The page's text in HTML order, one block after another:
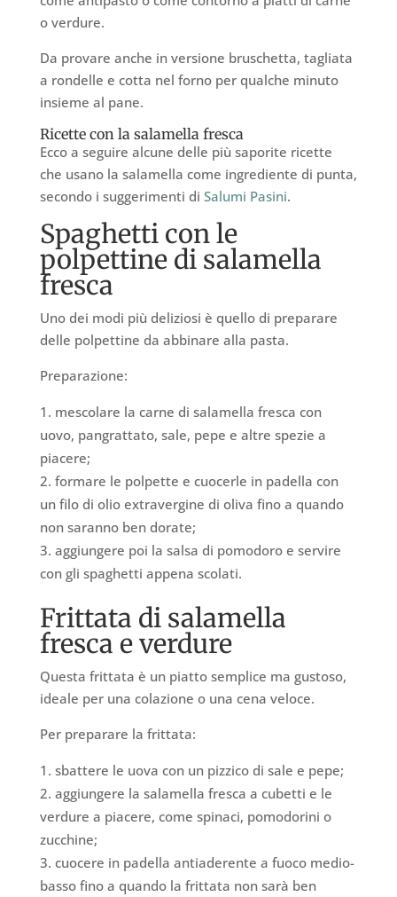
o verdure.
Da provare anche in versione bruschetta, tagliata
a rondelle e cotta nel forno per qualche minuto
insieme al pane.
Ricette con la salamella fresca
Ecco a seguire alcune delle più saporite ricette
che usano la salamella come ingrediente di punta,
secondo i suggerimenti di Salumi Pasini.
Spaghetti con le
polpettine di salamella
fresca
Uno dei modi più deliziosi è quello di preparare
delle polpettine da abbinare alla pasta.
Preparazione:
mescolare la carne di salamella fresca con
uovo, pangrattato, sale, pepe e altre spezie a
piacere;
formare le polpette e cuocerle in padella con
un filo di olio extravergine di oliva fino a quando
non saranno ben dorate;
aggiungere poi la salsa di pomodoro e servire
con gli spaghetti appena scolati.
Frittata di salamella
fresca e verdure
Questa frittata è un piatto semplice ma gustoso,
ideale per una colazione o una cena veloce.
Per preparare la frittata:
sbattere le uova con un pizzico di sale e pepe;
aggiungere la salamella fresca a cubetti e le
verdure a piacere, come spinaci, pomodorini o
zucchine;
cuocere in padella antiaderente a fuoco medio-
basso fino a quando la frittata non sarà ben